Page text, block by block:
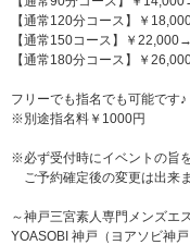
【通常120分コース】￥
【通常150コース】￥
【通常180分コース】￥
フリーでも指名でも可能です♪
※別途指名料￥1000円
※必ず受付時にイベントの旨
ご予約確定後の変更は出来ま
～神戸三宮素人専門メンズエ
YOASOBI 神戸（ヨアソビ神戸